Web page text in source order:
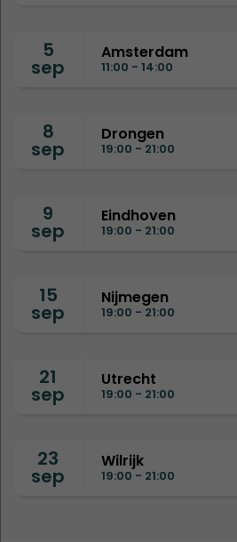
5
sep
Amsterdam
11:00 - 14:00
8
sep
Drongen
19:00 - 21:00
9
sep
Eindhoven
19:00 - 21:00
15
sep
Nijmegen
19:00 - 21:00
21
sep
Utrecht
19:00 - 21:00
23
sep
Wilrijk
19:00 - 21:00